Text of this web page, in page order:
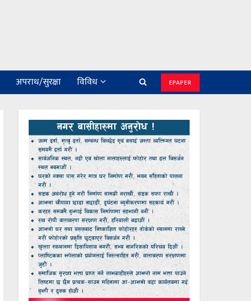
अपराध/सुरक्षा विविध EPAPER